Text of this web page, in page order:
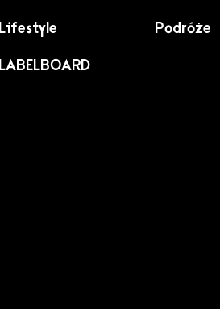
Lifestyle Podróże
LABELBOARD